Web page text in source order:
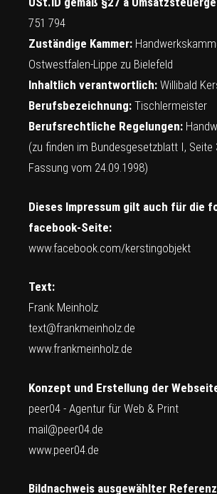
751 794
Zuständige Kammer:
Ostwestfalen-Lippe zu Bielefeld
Inhaltlich verantwortlich: Willibald
Berufsbezeichnung: Tischlermeister
Berufsrechtliche Regelungen:
(zu finden im Bundesgesetzblatt I, Seite
Fassung vom 24.09.1998)
Dieses Impressum gilt auch für die
facebook-Seite:
www.facebook.com/kerstingobjekt
Text:
Frank Meinholz
text@frankmeinholz.de
www.frankmeinholz.de
Konzept und Erstellung der
peer04 - Agentur für Web & Print
mail@peer04.de
www.peer04.de
Bildnachweis ausgewählter